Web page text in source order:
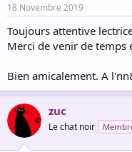
18 Novembre 2019
Toujours attentive
Merci de venir de temps
Bien amicalement. A
zuc
Le chat noir